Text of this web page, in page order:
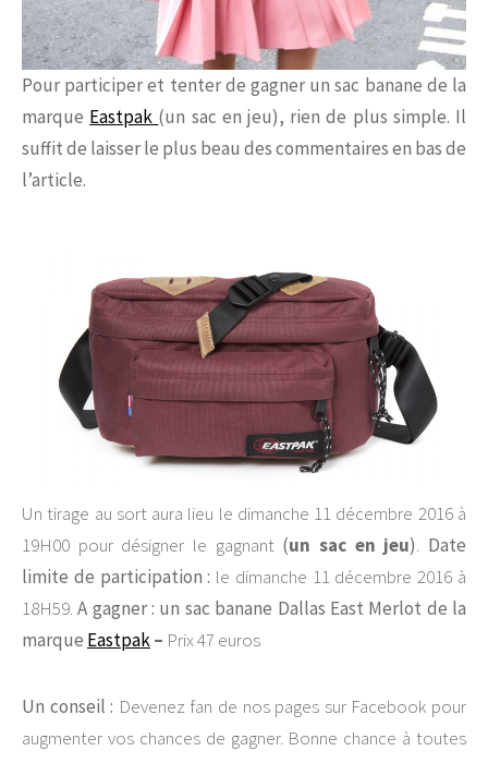
Pour participer et tenter de gagner un sac banane de la
marque Eastpak (un sac en jeu), rien de plus simple. Il
suffit de laisser le plus beau des commentaires en bas de
l’article.
Un tirage au sort aura lieu le dimanche 11 décembre 2016 à
19H00 pour désigner le gagnant (un sac en jeu). Date
limite de participation : le dimanche 11 décembre 2016 à
18H59.A gagner : un sac banane Dallas East Merlot de la
marque Eastpak– Prix 47 euros
Un conseil : Devenez fan de nos pages sur Facebook pour
augmenter vos chances de gagner. Bonne chance à toutes